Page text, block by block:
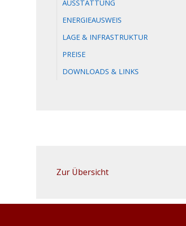
AUSSTATTUNG
ENERGIEAUSWEIS
LAGE & INFRASTRUKTUR
PREISE
DOWNLOADS & LINKS
Zur Übersicht